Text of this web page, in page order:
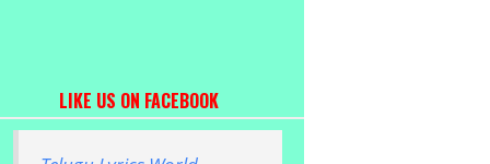
LIKE US ON FACEBOOK